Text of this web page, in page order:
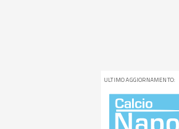
ULTIMO AGGIORNAMENTO: